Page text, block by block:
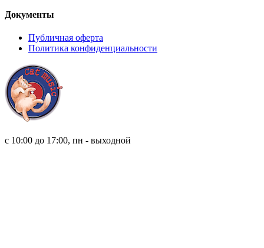
Документы
Публичная оферта
Политика конфиденциальности
с 10:00 до 17:00, пн - выходной